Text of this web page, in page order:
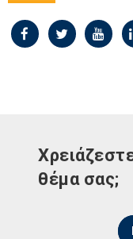
θέμα σας;